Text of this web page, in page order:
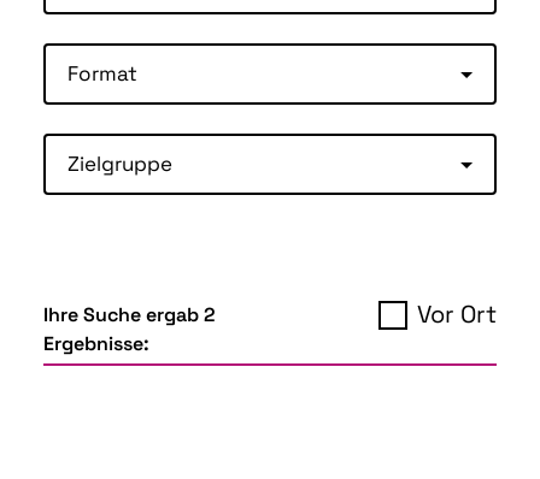
Format
Zielgruppe
Ihre Suche ergab 2
Ergebnisse:
Vor Ort